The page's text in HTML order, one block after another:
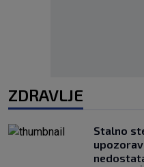
ZDRAVLJE
Stalno